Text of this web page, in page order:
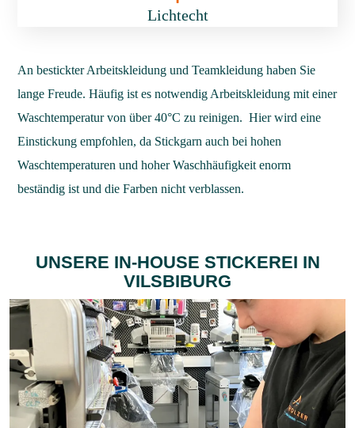
Lichtecht
An bestickter Arbeitskleidung und Teamkleidung haben Sie
lange Freude.Häufig ist es notwendig Arbeitskleidung mit einer
Waschtemperatur von über 40°C zu reinigen. Hier wird eine
Einstickung empfohlen, da Stickgarn auch bei hohen
Waschtemperaturen und hoher Waschhäufigkeit enorm
beständig ist und die Farben nicht verblassen.
UNSERE IN-HOUSE STICKEREI IN
VILSBIBURG